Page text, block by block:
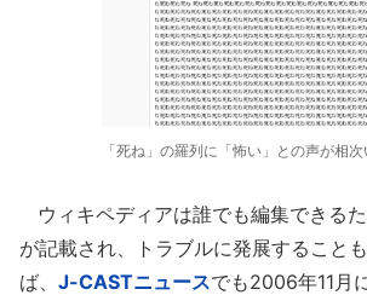
「死ね」の羅列に「怖い」との声が相
ウィキペディアは誰でも編集できる
が記載され、トラブルに発展すること
ば、 J-CASTニュースでも2006年11月